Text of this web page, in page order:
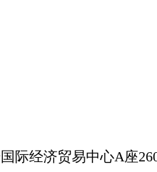
际经济贸易中心A座